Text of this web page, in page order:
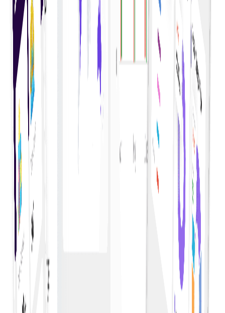
Onkostenrapportage
Genereer uitgebreide rapporten over uitgaven om
uitgaventrends te evalueren en financiële prestaties
te beheren.
Visualisatie van gegevens
Gebruik visuele dashboards en grafieken om
complexe uitgavengegevens en trends eenvoudig te
interpreteren.
Categorisering van uitgaven
Categoriseren en classificeren van uitgaven voor
betere tracering, analyse en beheer van financiële
middelen.